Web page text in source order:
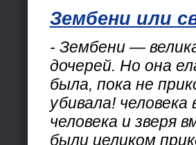
Зембени или
- Зембени —
дочерей. Но она
была, пока не
убивала!
человека и зверя
были целиком